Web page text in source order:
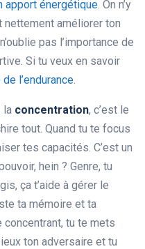
apport énergétique. On n’y
nettement améliorer ton
pas l’importance de
Si tu veux en savoir
l’endurance.
la concentration, c’est le
tout. Quand tu te focus
tes capacités. C’est un
hein ? Genre, tu
ça t’aide à gérer le
ta mémoire et ta
concentrant, tu te mets
ton adversaire et tu